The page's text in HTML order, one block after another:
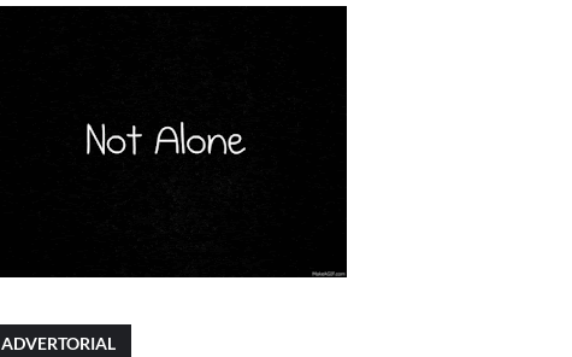
ADVERTORIAL